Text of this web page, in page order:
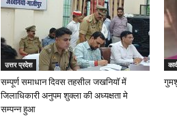
उत्तर प्रदेश
सम्पूर्ण समाधान दिवस तहसील जखनियॉ में
जिलाधिकारी अनुपम शुक्ला की अध्यक्षता मे
सम्पन्न हुआ